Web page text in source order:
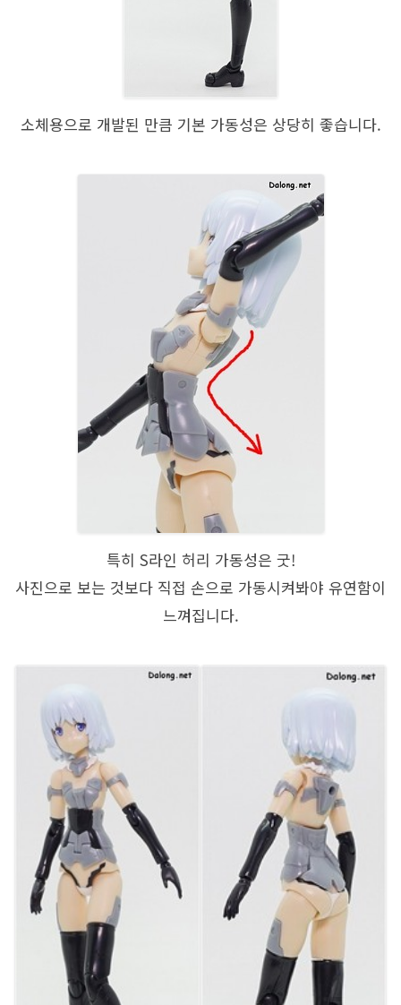
소체용으로 개발된 만큼 기본 가동성은 상당히 좋습니다.
특히 S라인 허리 가동성은 굿!
사진으로 보는 것보다 직접 손으로 가동시켜봐야 유연함이
느껴집니다.